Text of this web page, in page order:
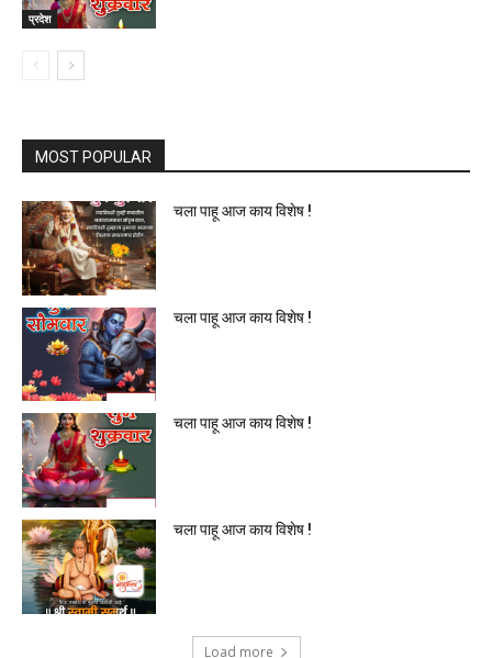
प्रदेश
MOST POPULAR
चला पाहू आज काय विशेष !
चला पाहू आज काय विशेष !
चला पाहू आज काय विशेष !
चला पाहू आज काय विशेष !
Load more